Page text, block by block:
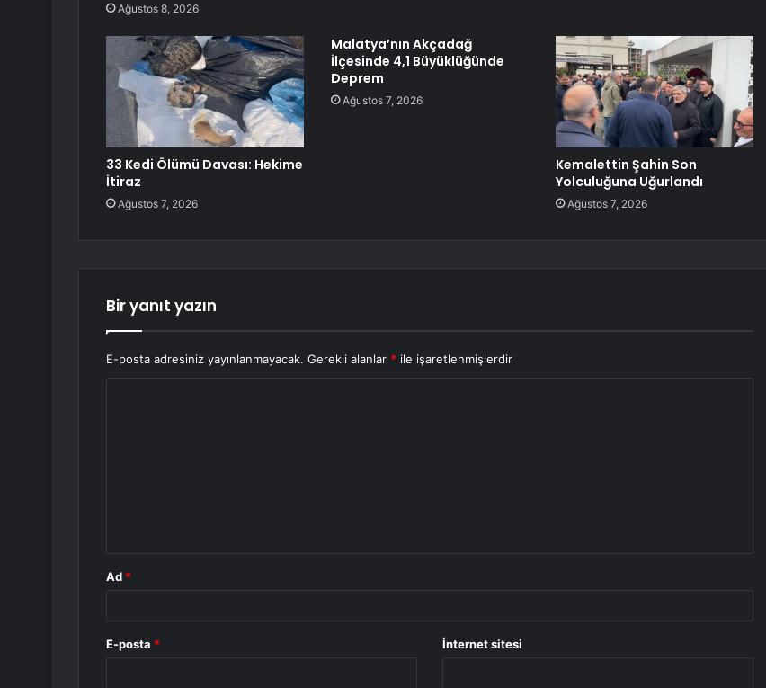
Ağustos 8, 2026
33 Kedi Ölümü Davası: Hekime
İtiraz
Ağustos 7, 2026
Malatya’nın Akçadağ
İlçesinde 4,1 Büyüklüğünde
Deprem
Ağustos 7, 2026
Kemalettin Şahin Son
Yolculuğuna Uğurlandı
Ağustos 7, 2026
Bir yanıt yazın
E-posta adresiniz yayınlanmayacak. Gerekli alanlar * ile işaretlenmişlerdir
Ad *
E-posta * İnternet sitesi